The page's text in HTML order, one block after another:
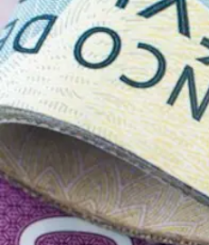
abre en nueva pestaña